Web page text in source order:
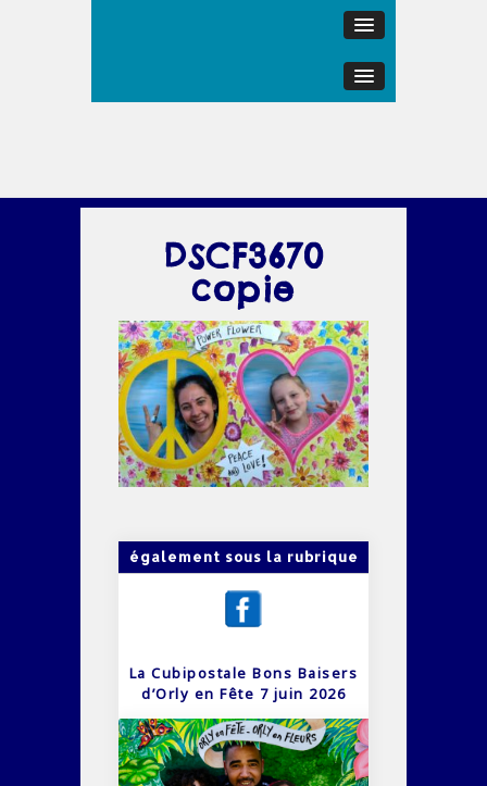
DSCF3670
copie
également sous la rubrique
La Cubipostale Bons Baisers
d’Orly en Fête 7 juin 2026